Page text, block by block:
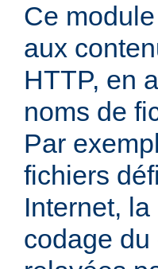
Ce
aux
HTTP, en
noms de
Par
fichiers
Internet,
codage